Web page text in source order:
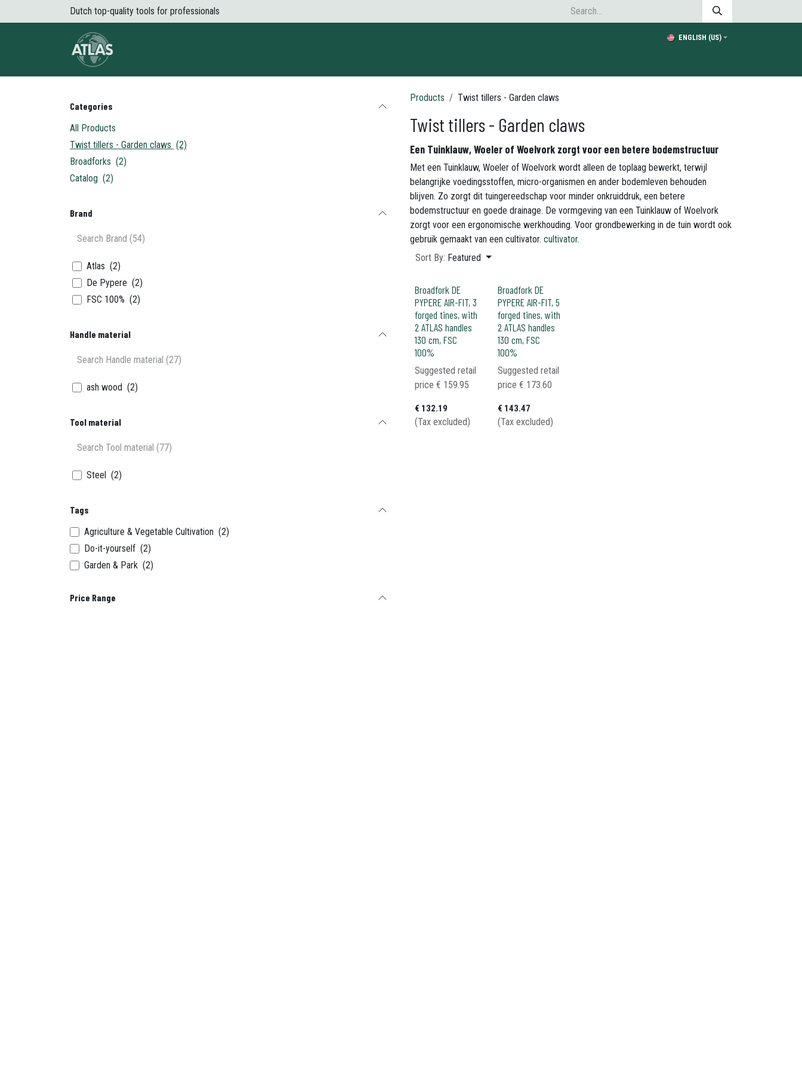
Dutch top-quality tools for professionals
ENGLISH (US)
Categories
All Products
Twist tillers - Garden claws (2)
Broadforks (2)
Catalog (2)
Brand
Atlas (2)
De Pypere (2)
FSC 100% (2)
Handle material
ash wood (2)
Tool material
Steel (2)
Tags
Agriculture & Vegetable Cultivation (2)
Do-it-yourself (2)
Garden & Park (2)
Price Range
Products Twist tillers - Garden claws
Twist tillers - Garden claws
Een Tuinklauw, Woeler of Woelvork zorgt voor een betere bodemstructuur
Met een Tuinklauw, Woeler of Woelvork wordt alleen de toplaag bewerkt, terwijl
belangrijke voedingsstoffen, micro-organismen en ander bodemleven behouden
blijven. Zo zorgt dit tuingereedschap voor minder onkruiddruk, een betere
bodemstructuur en goede drainage. De vormgeving van een Tuinklauw of Woelvork
zorgt voor een ergonomische werkhouding. Voor grondbewerking in de tuin wordt ook
gebruik gemaakt van een cultivator. cultivator.
Sort By: Featured
Broadfork DE
PYPERE AIR-FIT, 3
forged tines, with
2 ATLAS handles
130 cm, FSC
100%
€ 132.19
(Tax excluded)
Suggested retail
price € 159.95
Broadfork DE
PYPERE AIR-FIT, 5
forged tines, with
2 ATLAS handles
130 cm, FSC
100%
€ 143.47
(Tax excluded)
Suggested retail
price € 173.60